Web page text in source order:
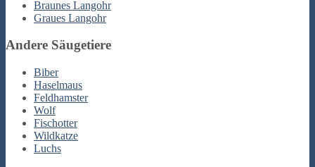
Braunes Langohr
Graues Langohr
Andere Säugetiere
Biber
Haselmaus
Feldhamster
Wolf
Fischotter
Wildkatze
Luchs